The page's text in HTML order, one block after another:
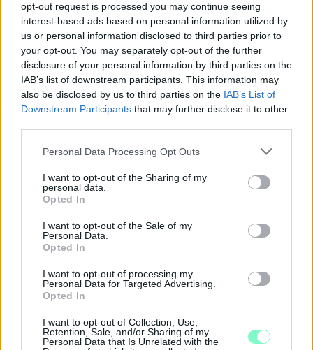
opt-out request is processed you may continue seeing
interest-based ads based on personal information utilized by
us or personal information disclosed to third parties prior to
your opt-out. You may separately opt-out of the further
disclosure of your personal information by third parties on the
IAB’s list of downstream participants. This information may
also be disclosed by us to third parties on the IAB’s List of
Downstream Participants that may further disclose it to other
Please note that this website/app uses one or more Google
not limited to your visit or usage behaviour. You may click to
grant or deny consent to Google and its third-party tags to
use your data for below specified purposes in below Google
consent section.
Personal Data Processing Opt Outs
I want to opt-out of the Sharing of my
personal data.
Opted In
I want to opt-out of the Sale of my
Personal Data.
Opted In
I want to opt-out of processing my
Personal Data for Targeted Advertising.
Opted In
I want to opt-out of Collection, Use,
Retention, Sale, and/or Sharing of my
Personal Data that Is Unrelated with the
A férfi a nyílt utcán kezdte verni áldozatát.
Szólj hozzá!
A RÓMAIAKTÓL AZ AGYAGKATONÁKIG –
TÁRLATVEZETÉSEK, WORKSHOP ÉS
GYŐRI RÓMER MÚZEUMBAN